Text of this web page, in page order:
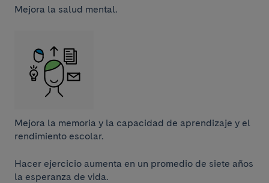
Mejora la salud mental.
Mejora la memoria y la capacidad de aprendizaje y el
rendimiento escolar.
Hacer ejercicio aumenta en un promedio de siete años
la esperanza de vida.